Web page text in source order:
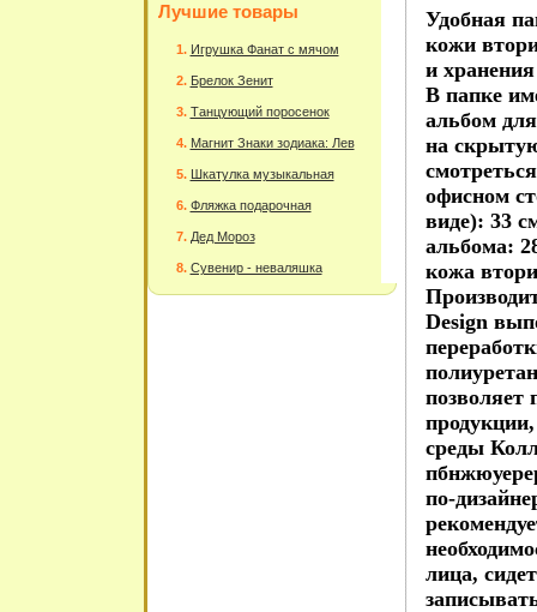
Лучшие товары
Игрушка Фанат с мячом
Брелок Зенит
Танцующий поросенок
Магнит Знаки зодиака: Лев
Шкатулка музыкальная
Фляжка подарочная
Дед Мороз
Сувенир - неваляшка
Удобная
кожи
и
В папке
альбом
на
офисном
виде): 33
альбома:
кожа
Design
позволяет
среды
по-
лица,